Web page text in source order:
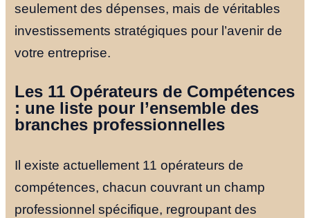
seulement des dépenses, mais de véritables
investissements stratégiques pour l’avenir de
votre entreprise.
Les 11 Opérateurs de Compétences
: une liste pour l’ensemble des
branches professionnelles
Il existe actuellement 11 opérateurs de
compétences, chacun couvrant un champ
professionnel spécifique, regroupant des